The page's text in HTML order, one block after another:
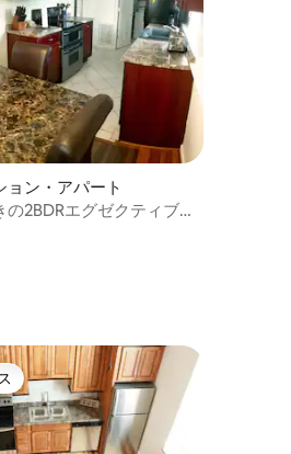
ョン・アパート
2BDRエグゼクティブア